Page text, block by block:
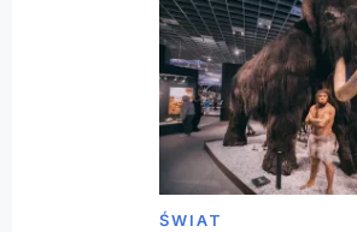
ŚWIAT